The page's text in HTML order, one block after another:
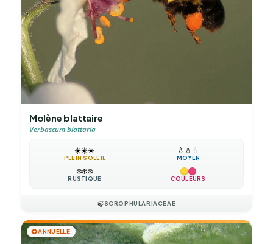
Molène blattaire
Verbascum blattaria
☀️☀️☀️
PLEIN SOLEIL
💧 💧 💧
MOYEN
❄️❄️❄️
RUSTIQUE COULEURS
🍃SCROPHULARIACEAE
🌻ANNUELLE